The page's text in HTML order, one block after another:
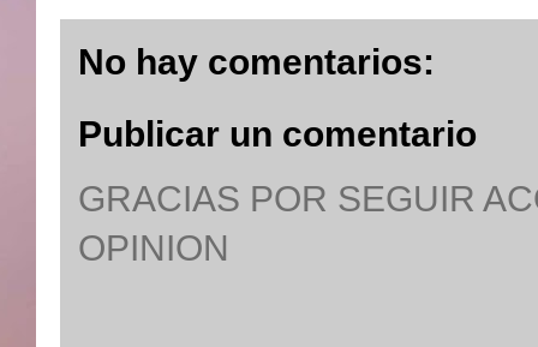
No hay comentarios:
Publicar un comentario
GRACIAS POR SEGUIR
OPINION